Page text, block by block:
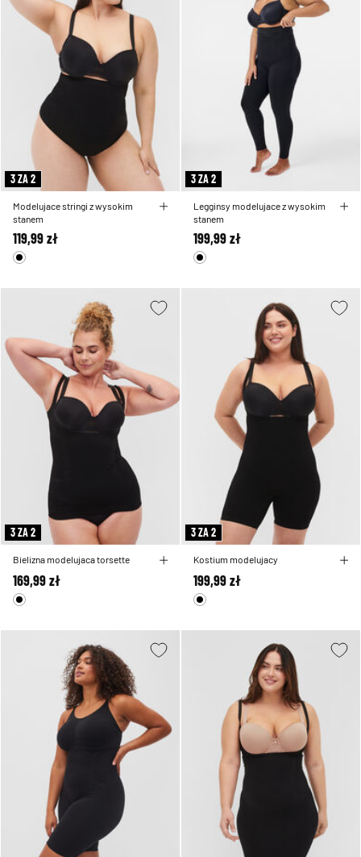
3 ZA 2
Modelujace stringi z wysokim
stanem
119,99 zł
3 ZA 2
Legginsy modelujace z wysokim
stanem
199,99 zł
3 ZA 2
Bielizna modelujaca torsette
169,99 zł
3 ZA 2
Kostium modelujacy
199,99 zł